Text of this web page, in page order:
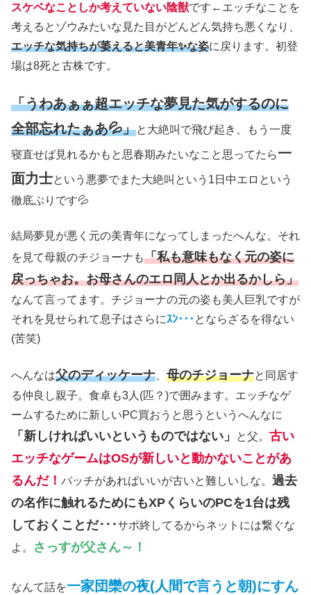
スケベなことしか考えていない陰獣です←エッチなことを
考えるとゾウみたいな見た目がどんどん気持ち悪くなり、
エッチな気持ちが萎えると美青年✨な姿に戻ります。初登
場は8死と古株です。
「うわあぁぁ超エッチな夢見た気がするのに
全部忘れたぁあ💦」と大絶叫で飛び起き、もう一度
寝直せば見れるかもと思春期みたいなこと思ってたら一
面力士という悪夢でまた大絶叫という1日中エロという
徹底ぶりです💦
結局夢見が悪く元の美青年になってしまったへんな。それ
を見て母親のチジョーナも「私も意味もなく元の姿に
戻っちゃお。お母さんのエロ同人とか出るかしら」
なんて言ってます。チジョーナの元の姿も美人巨乳ですが
それを見せられて息子はさらにｽﾝ･･･ とならざるを得ない
(苦笑)
へんなは父のディッケーナ 母のチジョーナと同居す
る仲良し親子。食卓も3人(匹？)で囲みます。エッチなゲ
ームするために新しいPC買おうと思うというへんなに
「新しければいいというものではない」 と父。 古い
エッチなゲームはOSが新しいと動かないことがあ
るんだ！ パッチがあればいいが古いと難しいしな。 過去
の名作に触れるためにもXPくらいのPCを1台は残
しておくことだ･･･サポ終してるからネットには繋ぐな
よ。
さっすが父さん～！
なんて話を一家団欒の夜(人間で言うと朝)にすん